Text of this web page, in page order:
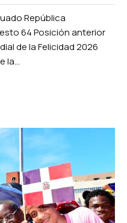
República
64 Posición anterior
de la Felicidad 2026
la...